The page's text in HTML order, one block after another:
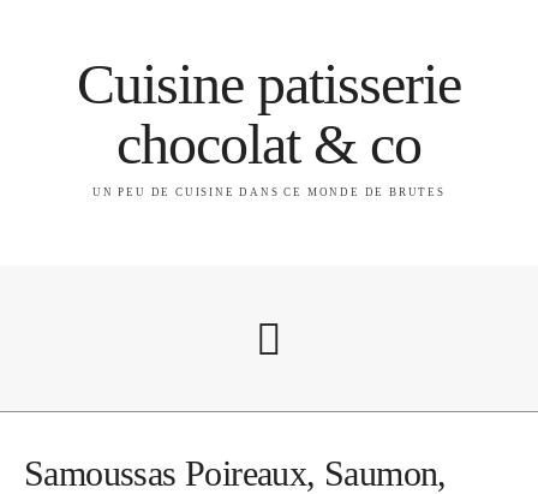
Cuisine patisserie
chocolat & co
UN PEU DE CUISINE DANS CE MONDE DE BRUTES
A propos
Samoussas Poireaux, Saumon,